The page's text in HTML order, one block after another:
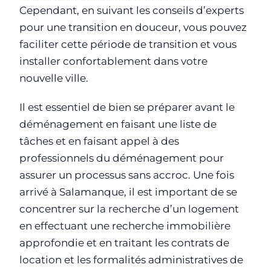
Cependant, en suivant les conseils d’experts
pour une transition en douceur, vous pouvez
faciliter cette période de transition et vous
installer confortablement dans votre
nouvelle ville.
Il est essentiel de bien se préparer avant le
déménagement en faisant une liste de
tâches et en faisant appel à des
professionnels du déménagement pour
assurer un processus sans accroc. Une fois
arrivé à Salamanque, il est important de se
concentrer sur la recherche d’un logement
en effectuant une recherche immobilière
approfondie et en traitant les contrats de
location et les formalités administratives de